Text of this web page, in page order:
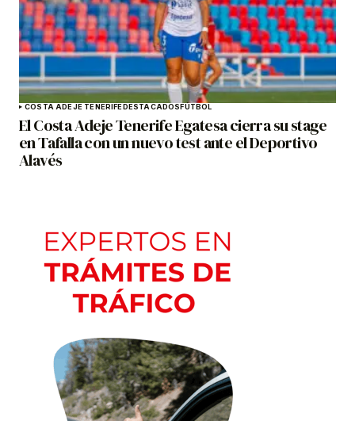
COSTA ADEJE TENERIFEDESTACADOSFÚTBOL
El Costa Adeje Tenerife Egatesa cierra su stage
en Tafalla con un nuevo test ante el Deportivo
Alavés